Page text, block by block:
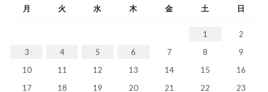
月 火 水 木 金 土 日
1
2
3
4 5 6 7 8
9
10
11 12 13 14 15
16
17
18 19 20 21 22 23